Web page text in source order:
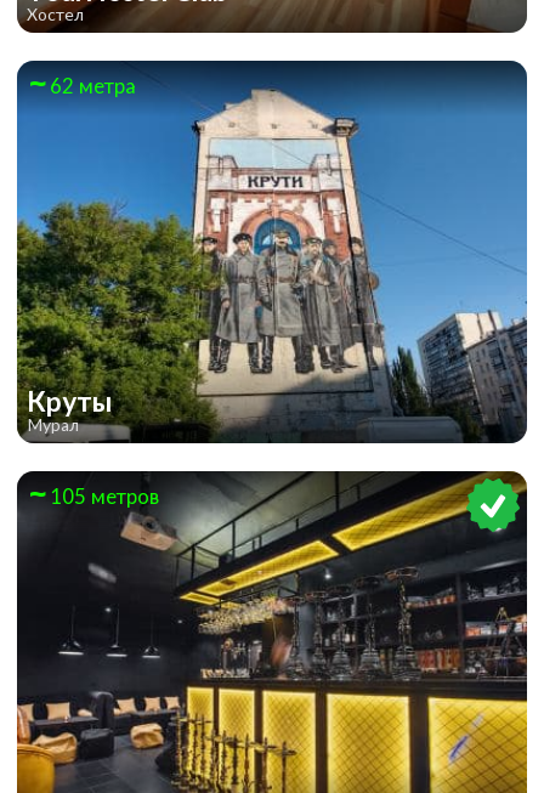
Хостел
62 метра
Круты
Мурал
105 метров